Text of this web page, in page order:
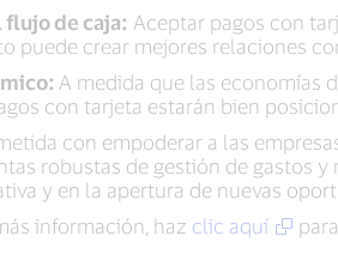
de caja: Aceptar pagos con
puede crear mejores relaciones
A medida que las economías
con tarjeta estarán bien
con empoderar a las
robustas de gestión de gastos
y en la apertura de nuevas
información, haz clic aquí